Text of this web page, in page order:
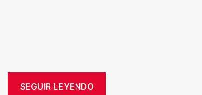
SEGUIR LEYENDO